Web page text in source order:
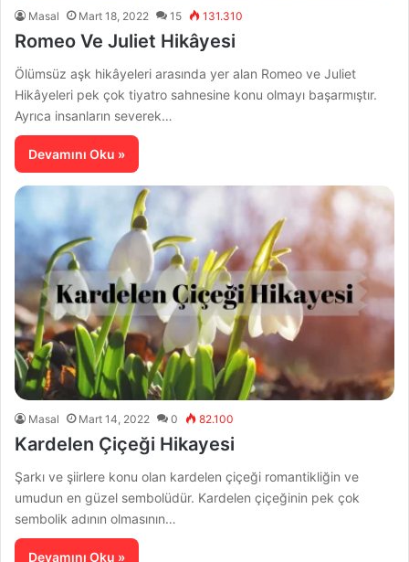
Masal Mart 18, 2022 15 131.310
Romeo Ve Juliet Hikâyesi
Ölümsüz aşk hikâyeleri arasında yer alan Romeo ve Juliet
Hikâyeleri pek çok tiyatro sahnesine konu olmayı başarmıştır.
Ayrıca insanların severek…
Devamını Oku »
Masal Mart 14, 2022 0 82.100
Kardelen Çiçeği Hikayesi
Şarkı ve şiirlere konu olan kardelen çiçeği romantikliğin ve
umudun en güzel sembolüdür. Kardelen çiçeğinin pek çok
sembolik adının olmasının…
Devamını Oku »